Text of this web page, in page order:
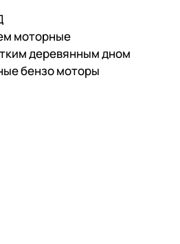
моторные
деревянным дном
бензо моторы